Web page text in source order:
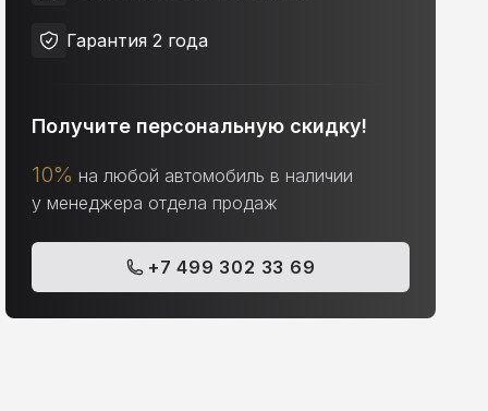
Гарантия 2 года
Получите персональную скидку!
10% на любой автомобиль в наличии
у менеджера отдела продаж
+7 499 302 33 69